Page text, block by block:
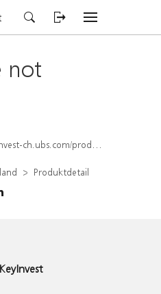
not
produkt/detail/index/isin/CH1569449528
Produktdetail